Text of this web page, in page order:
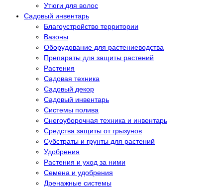
Утюги для волос
Садовый инвентарь
Благоустройство территории
Вазоны
Оборудование для растениеводства
Препараты для защиты растений
Растения
Садовая техника
Садовый декор
Садовый инвентарь
Системы полива
Снегоуборочная техника и инвентарь
Средства защиты от грызунов
Субстраты и грунты для растений
Удобрения
Растения и уход за ними
Семена и удобрения
Дренажные системы